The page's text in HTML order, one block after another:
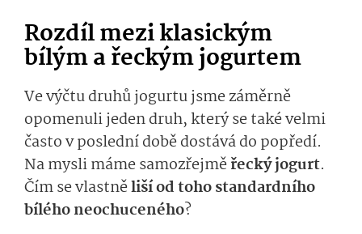
Rozdíl mezi klasickým
bílým a řeckým jogurtem
Ve výčtu druhů jogurtu jsme záměrně
opomenuli jeden druh, který se také velmi
často v poslední době dostává do popředí.
Na mysli máme samozřejměřecký jogurt.
Čím se vlastněliší od toho standardního
bílého neochuceného?